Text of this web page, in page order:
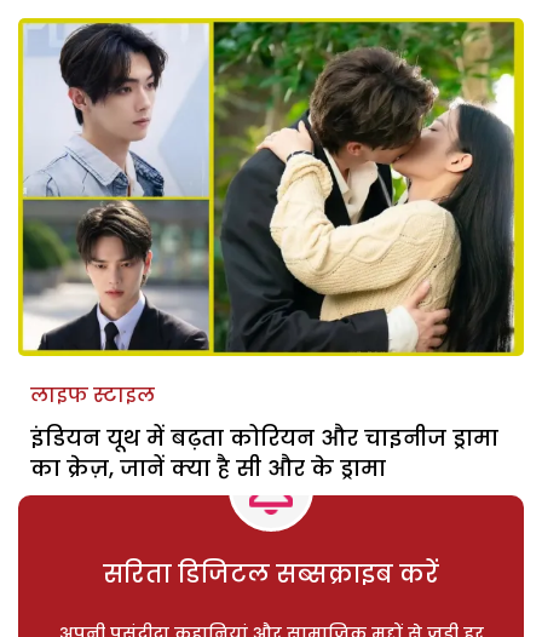
लाइफ स्टाइल
इंडियन यूथ में बढ़ता कोरियन और चाइनीज ड्रामा
का क्रेज़, जानें क्या है सी और के ड्रामा
सरिता डिजिटल सब्सक्राइब करें